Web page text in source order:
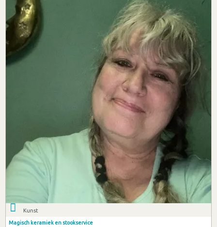
Kunst
Magisch keramiek en stookservice